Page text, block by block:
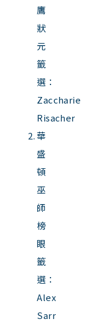
鷹
狀
元
籤
選：
Zaccharie
Risacher
華
盛
頓
巫
師
榜
眼
籤
選：
Alex
Sarr